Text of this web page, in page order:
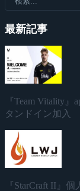
最新記事
『Team Vitality
タンドイン加入
『StarCraft II』